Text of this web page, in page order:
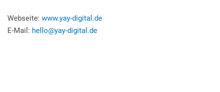
Webseite: www.yay-digital.de
E-Mail: hello@yay-digital.de